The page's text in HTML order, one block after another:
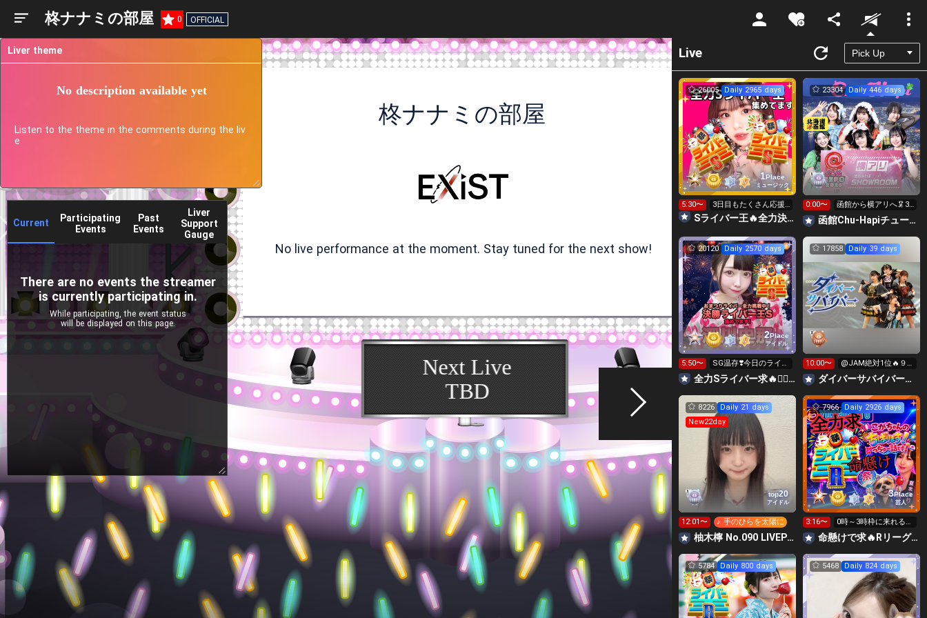
柊ナナミの部屋 0 OFFICIAL
Unmute
柊ナナミの部屋
No live performance at the moment. Stay tuned for the next show!
Current
Participating
Events
Past
Events
Liver
Support
Gauge
There are no events the streamer
is currently participating in.
While participating, the event status
will be displayed on this page.
Liver theme
No description available yet
Listen to the theme in the comments during the liv
e
Live
1Place
ミュージック
26005 Daily 2965 days
5:30〜
3日目もたくさん応援
ありがとう♡♡
Sライバー王🔥全力決勝🗽🌈Annnnnaの空⛱
23304 Daily 446 days
0:00〜
函館から横アリへ🦑32
0万pt目標！キラ星
求！
函館Chu-Hapiチューハピ🌈
2Place
アイドル
20120 Daily 2570 days
5:50〜
SG温存❣️今日のライバ
ー王受け取りしてくれ
たかな
全力Sライバー求🔥❤️‍🔥147cm深川史那のルーム🐸🎈
17858 Daily 39 days
10:00〜
@JAM絶対1位🔥９
時間配信リレー‼️
‪ダイバーサバイバー【公式】
top20
アイドル
8226
Daily 21 days
New22day
12:01〜 ♪ 手のひらを太陽に
柚木檸 No.090 LIVEPLANET新アイドルAD
3Place
芸人
7966 Daily 2926 days
3:16〜
0時～3時枠に来れる方
全ギフト温存🙏
命懸けで求🔥Rリーグ👑夏祭実行委員長🎆こがちゃんのちばります
5784 Daily 800 days 5468 Daily 824 days